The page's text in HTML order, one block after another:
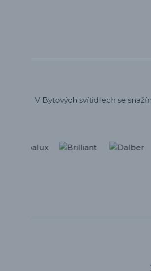
V Bytových svítidlech se